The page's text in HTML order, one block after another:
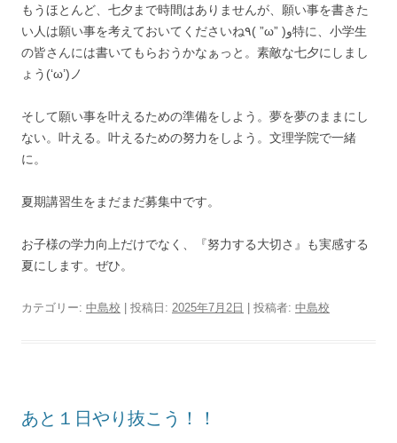
もうほとんど、七夕まで時間はありませんが、願い事を書きた
い人は願い事を考えておいてくださいね٩( ”ω” )و特に、小学生
の皆さんには書いてもらおうかなぁっと。素敵な七夕にしまし
ょう(‘ω’)ノ
そして願い事を叶えるための準備をしよう。夢を夢のままにし
ない。叶える。叶えるための努力をしよう。文理学院で一緒
に。
夏期講習生をまだまだ募集中です。
お子様の学力向上だけでなく、『努力する大切さ』も実感する
夏にします。ぜひ。
カテゴリー: 中島校 | 投稿日: 2025年7月2日 投稿者: 中島校
あと１日やり抜こう！！